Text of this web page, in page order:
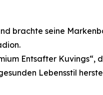
brachte seine
Entsafter Kuvings“,
Lebensstil